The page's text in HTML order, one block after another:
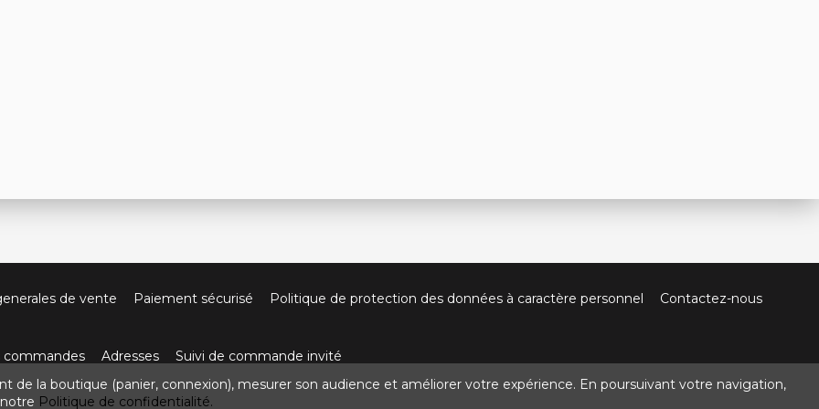
de vente Paiement sécurisé Politique de protection des données à caractère personnel
Contactez-nous
commandes Adresses Suivi de commande invité
de Villefort 48800 Pied-de-Borne
de la boutique (panier, connexion), mesurer son audience et améliorer votre expérience. En poursuivant votre navigation,
Politique de confidentialité.